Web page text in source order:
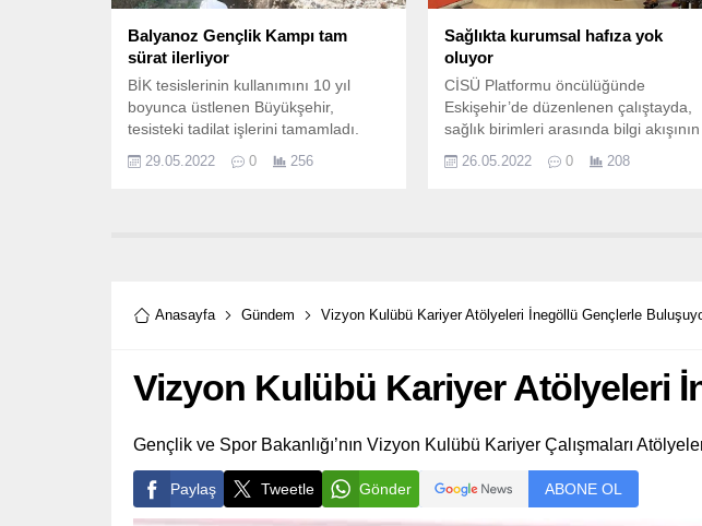
Balyanoz Gençlik Kampı tam
sürat ilerliyor
BİK tesislerinin kullanımını 10 yıl
boyunca üstlenen Büyükşehir,
tesisteki tadilat işlerini tamamladı.
29.05.2022 0 256
Sağlıkta kurumsal hafıza yok
oluyor
CİSÜ Platformu öncülüğünde
Eskişehir’de düzenlenen çalıştayda,
sağlık birimleri arasında bilgi akışının
kaybolduğu vurgulandı.
26.05.2022 0 208
Anasayfa Gündem Vizyon Kulübü Kariyer Atölyeleri İnegöllü Gençlerle
Vizyon Kulübü Kariyer Atölyeleri
Gençlik ve Spor Bakanlığı’nın Vizyon Kulübü Kariyer Çalışmaları
Paylaş Tweetle Gönder ABONE OL